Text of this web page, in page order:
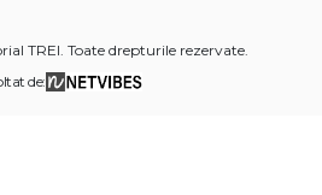
TREI. Toate drepturile rezervate.
de: